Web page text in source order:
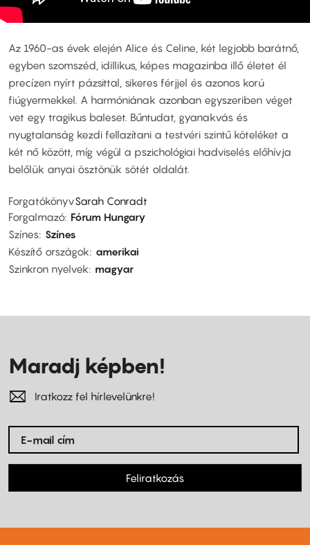
Az 1960-as évek elején Alice és Celine, két legjobb barátnő,
egyben szomszéd, idillikus, képes magazinba illő életet él
precízen nyírt pázsittal, sikeres férjjel és azonos korú
fiúgyermekkel. A harmóniának azonban egyszeriben véget
vet egy tragikus baleset. Bűntudat, gyanakvás és
nyugtalanság kezdi fellazítani a testvéri szintű köteléket a
két nő között, míg végül a pszichológiai hadviselés előhívja
belőlük anyai ösztönük sötét oldalát.
ForgatókönyvSarah Conradt
Forgalmazó Fórum Hungary
Színes Színes
Készítő országok
amerikai
Szinkron nyelvek
magyar
Maradj képben!
Iratkozz fel hírlevelünkre!
Feliratkozás